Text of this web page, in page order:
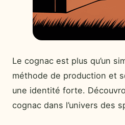
Le cognac est plus qu’un
méthode de production et
une identité forte.
cognac dans l’univers des